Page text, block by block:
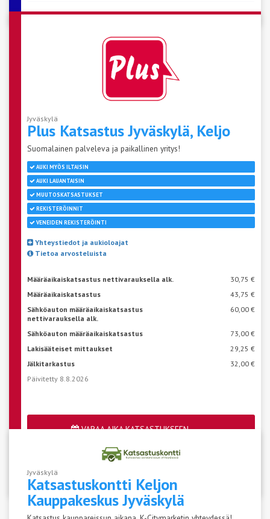
Jyväskylä
Plus Katsastus Jyväskylä, Keljo
Suomalainen palveleva ja paikallinen yritys!
AUKI MYÖS ILTAISIN
AUKI LAUANTAISIN
MUUTOSKATSASTUKSET
REKISTERÖINNIT
VENEIDEN REKISTERÖINTI
Yhteystiedot ja aukioloajat
Tietoa arvosteluista
Määräaikaiskatsastus nettivarauksella alk.
30,75 €
Määräaikaiskatsastus
43,75 €
Sähköauton määräaikaiskatsastus
nettivarauksella alk.
60,00 €
Sähköauton määräaikaiskatsastus
73,00 €
Lakisääteiset mittaukset
29,25 €
Jälkitarkastus
32,00 €
Päivitetty 8.8.2026
VARAA AIKA KATSASTUKSEEN
Katso aseman vapaat ajat
Jyväskylä
Katsastuskontti Keljon
KauppakeskusJyväskylä